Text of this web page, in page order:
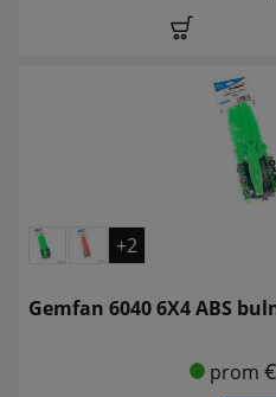
+2
Gemfan 6040 6X4 ABS
prom